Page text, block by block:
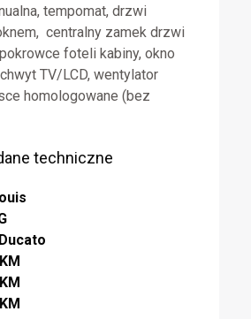
tempomat, drzwi
centralny zamek drzwi
foteli kabiny, okno
TV/LCD, wentylator
homologowane (bez
techniczne